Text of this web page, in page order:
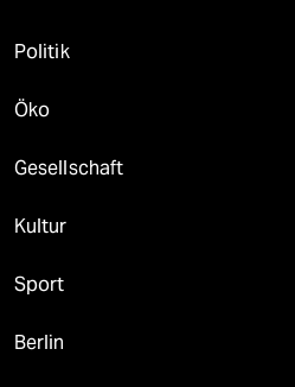
Politik
Öko
Gesellschaft
Kultur
Sport
Berlin